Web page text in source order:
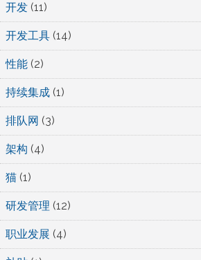
开发 (11)
开发工具 (14)
性能 (2)
持续集成 (1)
排队网 (3)
架构 (4)
猫 (1)
研发管理 (12)
职业发展 (4)